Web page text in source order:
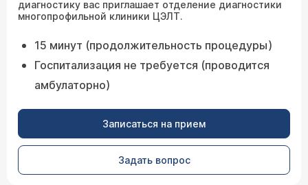
диагностику вас приглашает отделение диагностики
многопрофильной клиники ЦЭЛТ.
15 минут (продолжительность процедуры)
Госпитализация не требуется (проводится
амбулаторно)
Записаться на прием
Задать вопрос